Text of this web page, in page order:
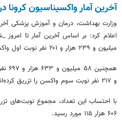
آخرین آمار واکسیناسیون کرونا در
وزارت بهداشت، درمان و آموزش پزشکی
میلیون و ۲۳۹ هزار و ۲۰۱ نفر نوبت اول واکسن کرونا را تزریق کرده‌اند.
و ۲۱۷ نفر نوبت سوم واکسن را تزریق کرده‌اند.
۶۰۶ هزار ۱۱۵ مورد رسید.